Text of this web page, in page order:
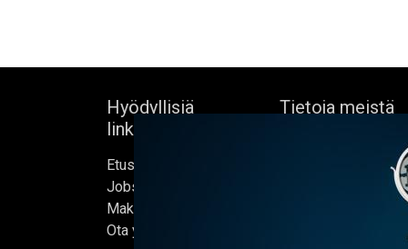
Hyödyllisiä
linkkejä
Etusivu
Jobs
Make Good
Ota yhteyttä
Tietoja meistä
Bock's Corner
itsenäinen panimo
sydämessä, joka
1890. Lähes
vuoden hiljaiselon